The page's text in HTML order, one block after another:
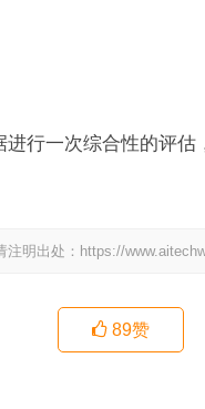
一次综合性的评估
明出处： https://
89赞